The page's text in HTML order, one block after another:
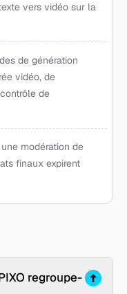
vers vidéo sur la
de génération
vidéo, de
de
modération de
finaux expirent
regroupe-